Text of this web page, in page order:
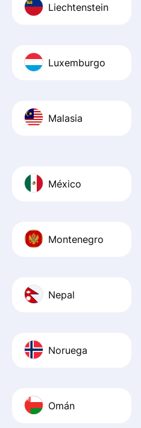
Liechtenstein
Luxemburgo
Malasia
México
Montenegro
Nepal
Noruega
Omán